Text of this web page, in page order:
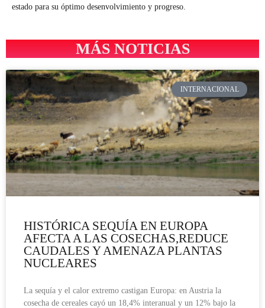
estado para su óptimo desenvolvimiento y progreso.
MÁS NOTICIAS
INTERNACIONAL
HISTÓRICA SEQUÍA EN EUROPA
AFECTA A LAS COSECHAS,REDUCE
CAUDALES Y AMENAZA PLANTAS
NUCLEARES
La sequía y el calor extremo castigan Europa: en Austria la
cosecha de cereales cayó un 18,4% interanual y un 12% bajo la